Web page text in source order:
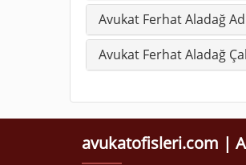
Avukat Ferhat Aladağ
Avukat Ferhat Aladağ
avukatofisleri.com |